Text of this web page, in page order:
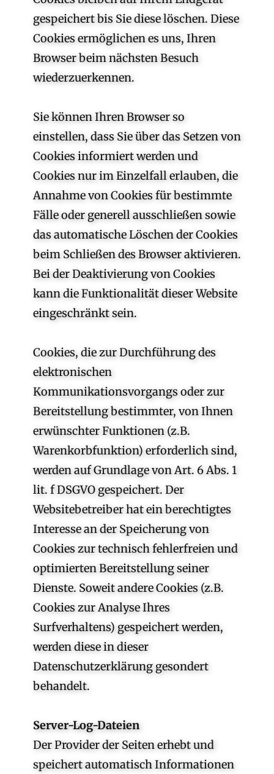
gespeichert bis Sie diese löschen. Diese
Cookies ermöglichen es uns, Ihren
Browser beim nächsten Besuch
wiederzuerkennen.
Sie können Ihren Browser so
einstellen, dass Sie über das Setzen von
Cookies informiert werden und
Cookies nur im Einzelfall erlauben, die
Annahme von Cookies für bestimmte
Fälle oder generell ausschließen sowie
das automatische Löschen der Cookies
beim Schließen des Browser aktivieren.
Bei der Deaktivierung von Cookies
kann die Funktionalität dieser Website
eingeschränkt sein.
Cookies, die zur Durchführung des
elektronischen
Kommunikationsvorgangs oder zur
Bereitstellung bestimmter, von Ihnen
erwünschter Funktionen (z.B.
Warenkorbfunktion) erforderlich sind,
werden auf Grundlage von Art. 6 Abs. 1
lit. f DSGVO gespeichert. Der
Websitebetreiber hat ein berechtigtes
Interesse an der Speicherung von
Cookies zur technisch fehlerfreien und
optimierten Bereitstellung seiner
Dienste. Soweit andere Cookies (z.B.
Cookies zur Analyse Ihres
Surfverhaltens) gespeichert werden,
werden diese in dieser
Datenschutzerklärung gesondert
behandelt.
Server-Log-Dateien
Der Provider der Seiten erhebt und
speichert automatisch Informationen